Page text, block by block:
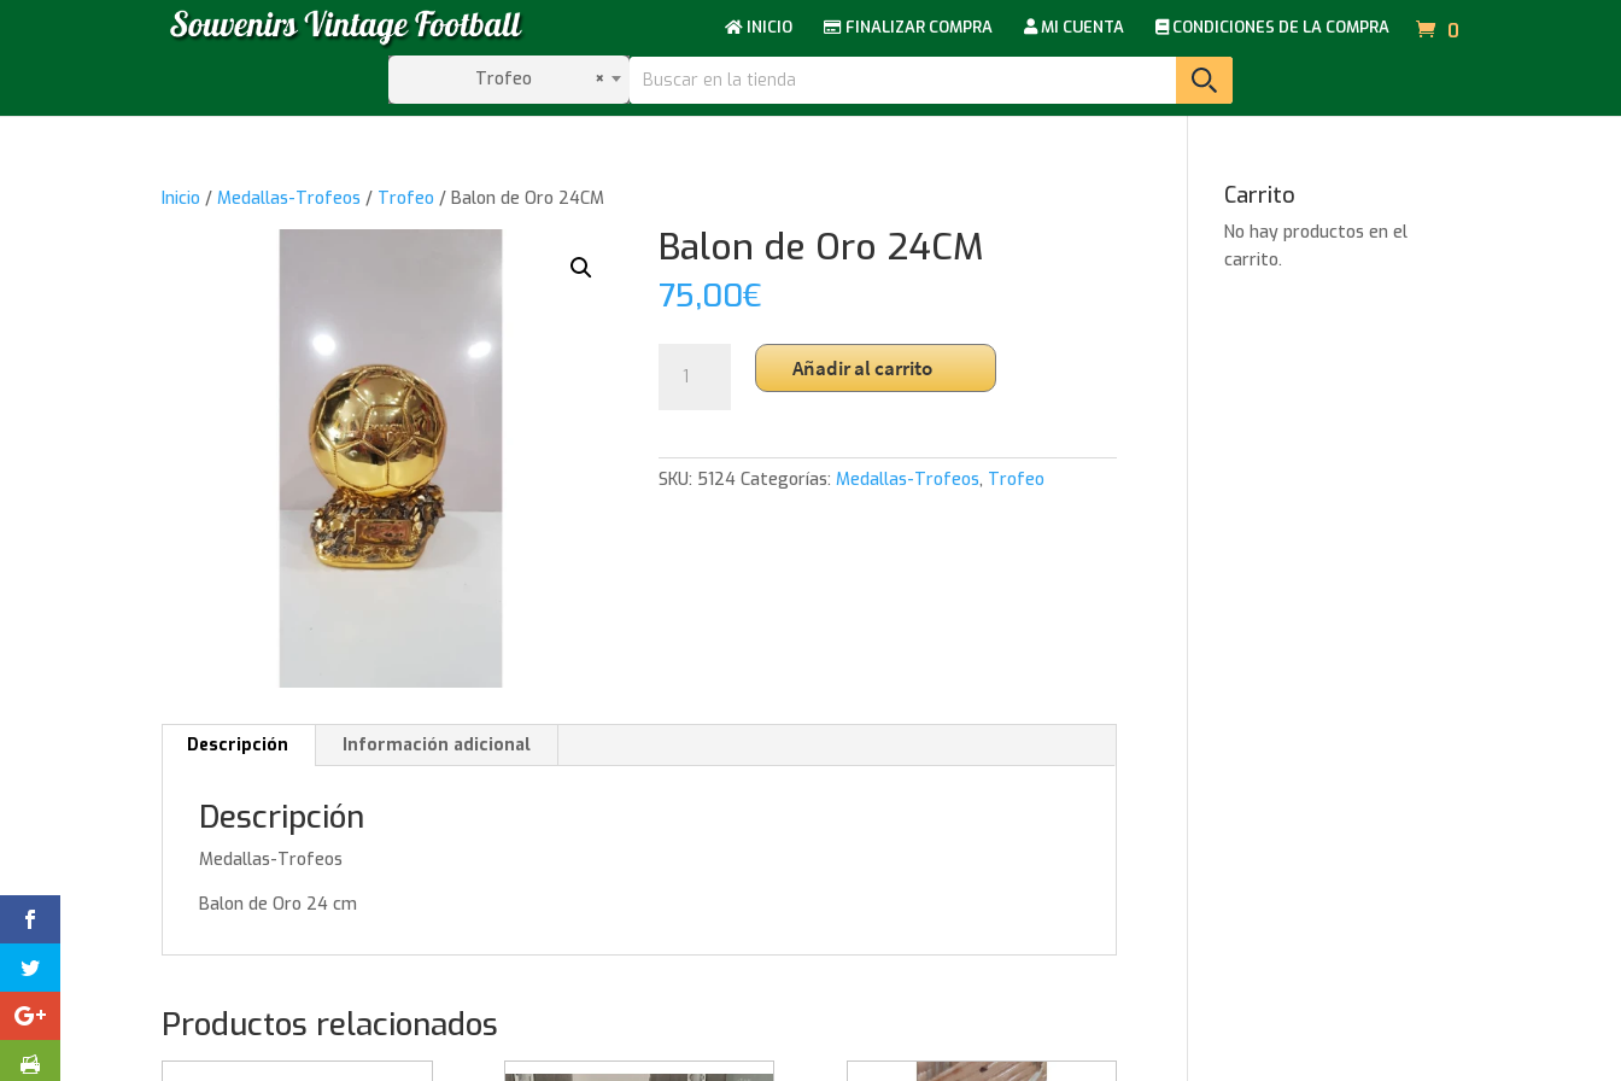
INICIO FINALIZAR COMPRA MI CUENTA CONDICIONES DE LA COMPRA 0
×
Trofeo
Inicio /Medallas-Trofeos / Trofeo / Balon de Oro 24CM
Balon de Oro 24CM
75,00€
cantidad
Añadir al carrito
SKU: 5124 Categorías:Medallas-Trofeos, Trofeo
Descripción Información adicional
Descripción
Medallas-Trofeos
Balon de Oro 24 cm
Productos relacionados
Carrito
No hay productos en el
carrito.